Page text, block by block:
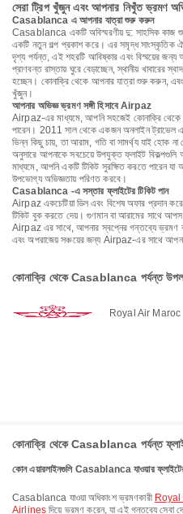
সেরা ট্রিপ খুঁজুন এবং আপনার নিখুঁত ভ্রমণ
Casablanca এ আপনার যাত্রা শুরু করুন
Casablanca একটি অবিস্মরণীয় দু: সাহসিক কাজ
একটি নতুন গল্প প্রকাশ করে। এর সমৃদ্ধ সাংস্কৃতিক
দৃশ্য পর্যন্ত, এই শহরটি আবিষ্কার এবং বিস্ময়ের
প্রাণবন্ত রাস্তায় ঘুরে বেড়াচ্ছেন, স্থানীয় খাবারের
হচ্ছেন। কোনাক্রি থেকে আপনার যাত্রা শুরু করুন,
খুঁজুন।
আপনার অভিজ্ঞ ভ্রমণ সঙ্গী হিসাবে Airpaz
Airpaz-এর মাধ্যমে, আপনি সহজেই কোনাক্রি
পারেন। 2011 সাল থেকে একজন অনলাইন ট্রাভেল
ভিন্ন কিছু চায়, তা আরাম, গতি বা সামর্থ্য যাই
অনুসারে আপনাকে সবচেয়ে উপযুক্ত ফ্লাইট
মাধ্যমে, আপনি একটি টিকিট সুরক্ষিত করতে পারেন যা
উপভোগ্য অভিজ্ঞতায় পরিণত করবে।
Casablanca -এ সস্তার ফ্লাইটের টিকিট পান
Airpaz একচেটিয়া ডিল এবং বিশেষ অফার প্রদান
টিকিট বুক করতে দেয়। গুণমান বা আরামের সাথে
Airpaz এর সাথে, আপনার স্বপ্নের গন্তব্যে ভ্রমণ
এবং অপরাজেয় সঞ্চয়ের জন্য Airpaz-এর সাথে
কোনাক্রি থেকে Casablanca পর্যন্ত
Royal Air Maroc
কোনাক্রি থেকে Casablanca পর্যন্ত
কোন এয়ারলাইনগুলি Casablanca যাওয়ার
Casablanca যাওয়া অধিকাংশ ভ্রমণকারী
Airlines দিয়ে ভ্রমণ করেন, যা এই গন্তব্যে সেবা